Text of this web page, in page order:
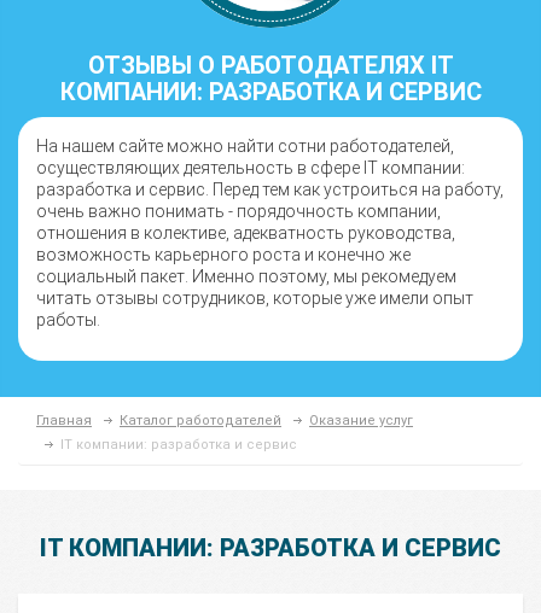
ОТЗЫВЫ О РАБОТОДАТЕЛЯХ IT
КОМПАНИИ: РАЗРАБОТКА И СЕРВИС
На нашем сайте можно найти сотни работодателей,
осуществляющих деятельность в сфере IT компании:
разработка и сервис. Перед тем как устроиться на работу,
очень важно понимать - порядочность компании,
отношения в колективе, адекватность руководства,
возможность карьерного роста и конечно же
социальный пакет. Именно поэтому, мы рекомедуем
читать отзывы сотрудников, которые уже имели опыт
работы.
Главная Каталог работодателей
Оказание услуг
IT компании: разработка и сервис
IT КОМПАНИИ: РАЗРАБОТКА И СЕРВИС